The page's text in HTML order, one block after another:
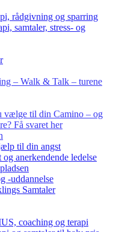
rådgivning og sparring
samtaler, stress- og
– Walk & Talk – turene
vælge til din Camino – og
Få svaret her
til din angst
anerkendende ledelse
-uddannelse
Samtaler
coaching og terapi